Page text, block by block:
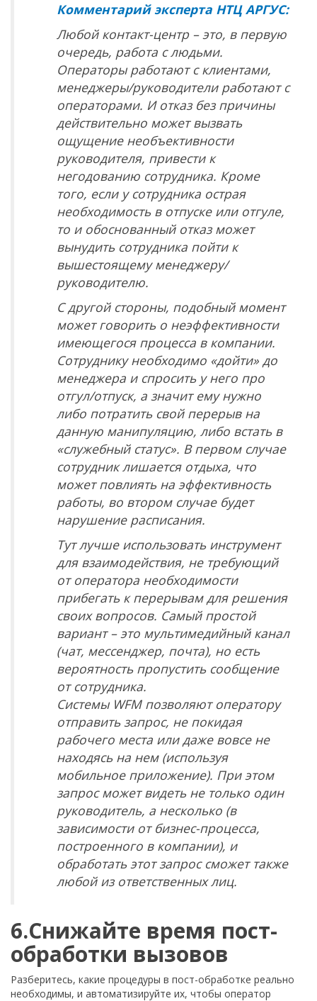
Комментарий эксперта НТЦ АРГУС:
Любой контакт-центр – это, в первую
очередь, работа с людьми.
Операторы работают с клиентами,
менеджеры/руководители работают с
операторами. И отказ без причины
действительно может вызвать
ощущение необъективности
руководителя, привести к
негодованию сотрудника. Кроме
того, если у сотрудника острая
необходимость в отпуске или отгуле,
то и обоснованный отказ может
вынудить сотрудника пойти к
вышестоящему менеджеру/
руководителю.
С другой стороны, подобный момент
может говорить о неэффективности
имеющегося процесса в компании.
Сотруднику необходимо «дойти» до
менеджера и спросить у него про
отгул/отпуск, а значит ему нужно
либо потратить свой перерыв на
данную манипуляцию, либо встать в
«служебный статус». В первом случае
сотрудник лишается отдыха, что
может повлиять на эффективность
работы, во втором случае будет
нарушение расписания.
Тут лучше использовать инструмент
для взаимодействия, не требующий
от оператора необходимости
прибегать к перерывам для решения
своих вопросов. Самый простой
вариант – это мультимедийный канал
(чат, мессенджер, почта), но есть
вероятность пропустить сообщение
от сотрудника.
Системы WFM позволяют оператору
отправить запрос, не покидая
рабочего места или даже вовсе не
находясь на нем (используя
мобильное приложение). При этом
запрос может видеть не только один
руководитель, а несколько (в
зависимости от бизнес-процесса,
построенного в компании), и
обработать этот запрос сможет также
любой из ответственных лиц.
6.Снижайте время пост-
обработки вызовов
Разберитесь, какие процедуры в пост-обработке реально
необходимы, и автоматизируйте их, чтобы оператор